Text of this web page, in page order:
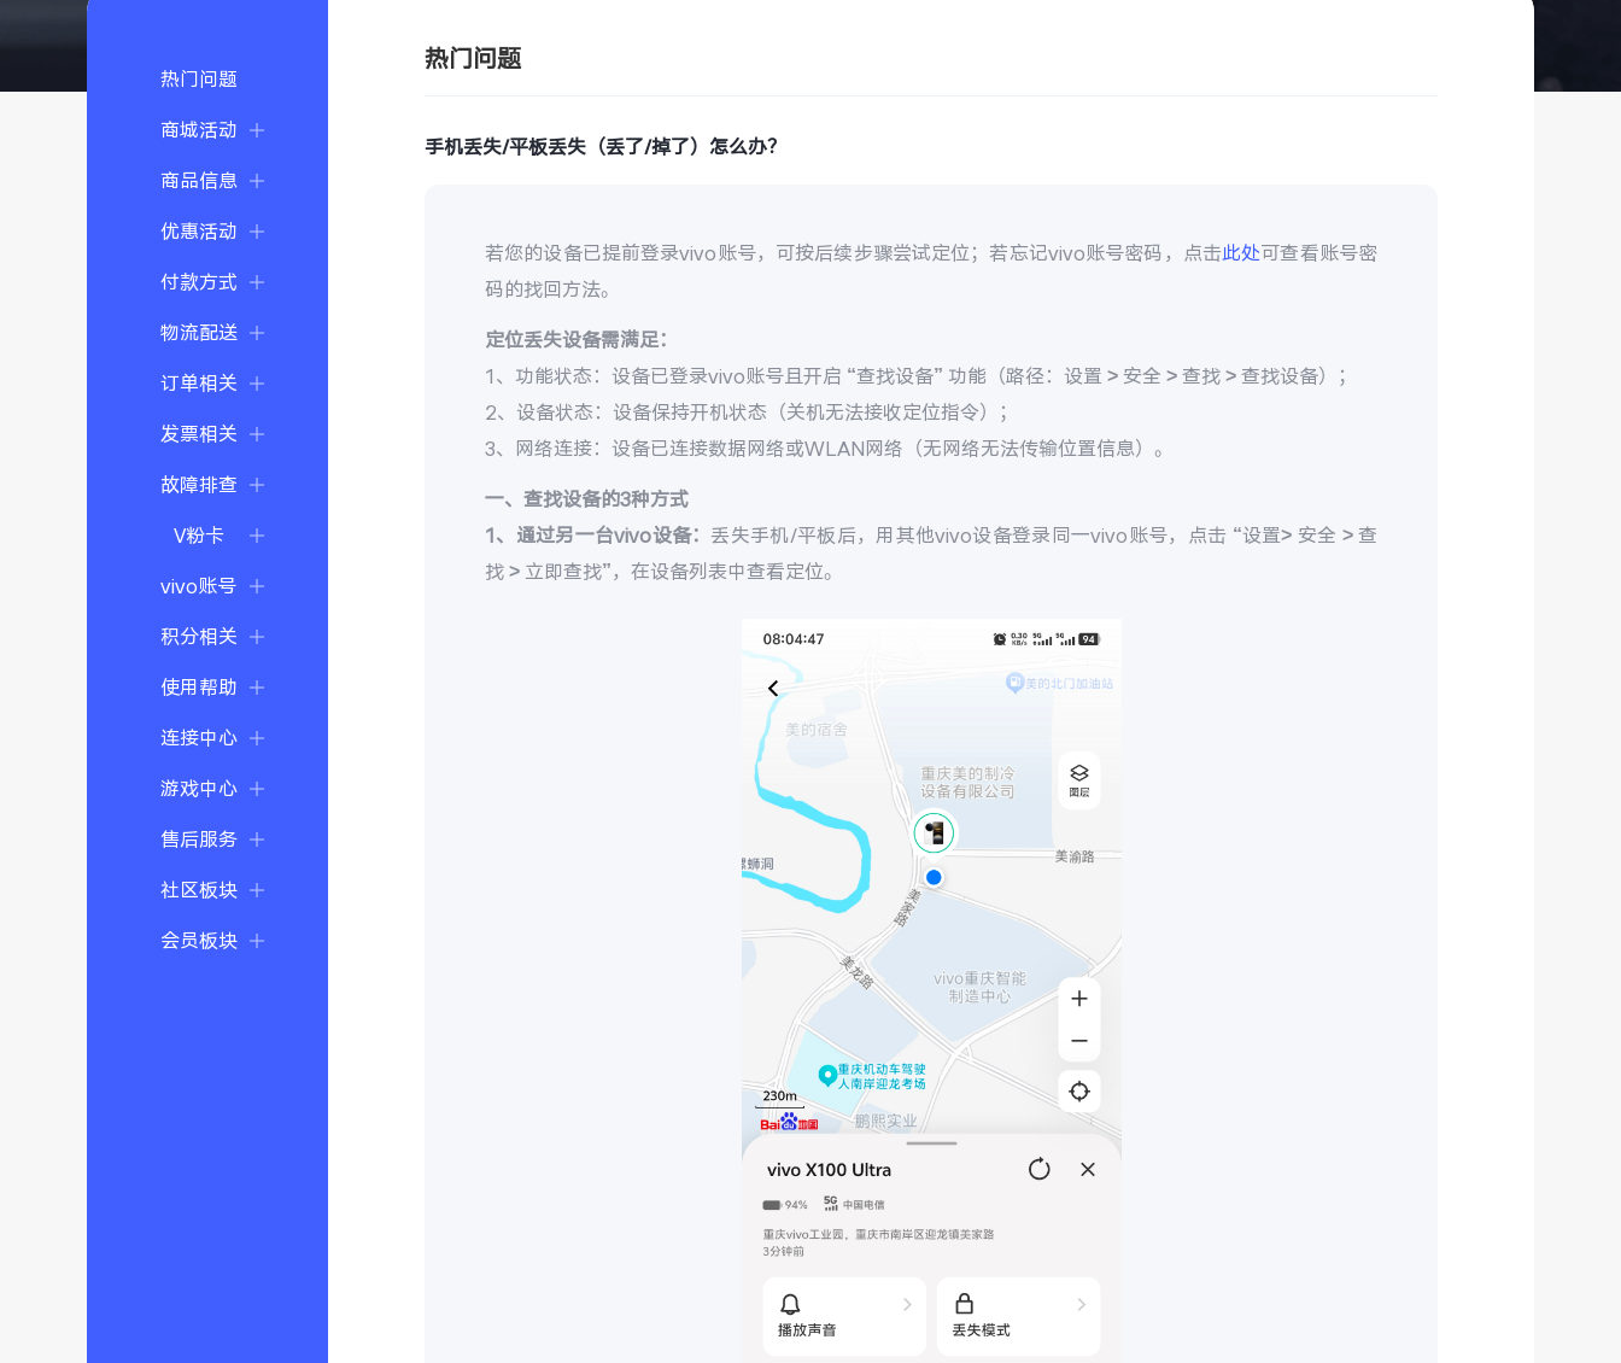
热门问题
商城活动
商品信息
优惠活动
付款方式
物流配送
订单相关
发票相关
故障排查
V粉卡
vivo账号
积分相关
使用帮助
连接中心
游戏中心
售后服务
社区板块
会员板块
热门问题
手机丢失/平板丢失（丢了/掉了）怎么办？
若您的设备已提前登录vivo账号，可按后续步骤尝试定位；若忘记vivo账号密码，点击此处可查看账号密
码的找回方法。
定位丢失设备需满足：
1、功能状态：设备已登录vivo账号且开启 “查找设备” 功能（路径：设置 > 安全 > 查找 > 查找设备）；
2、设备状态：设备保持开机状态（关机无法接收定位指令）；
3、网络连接：设备已连接数据网络或WLAN网络（无网络无法传输位置信息）。
一、查找设备的3种方式
1、通过另一台vivo设备： 丢失手机/平板后，用其他vivo设备登录同一vivo账号，点击 “设置> 安全 > 查
找 > 立即查找”，在设备列表中查看定位。